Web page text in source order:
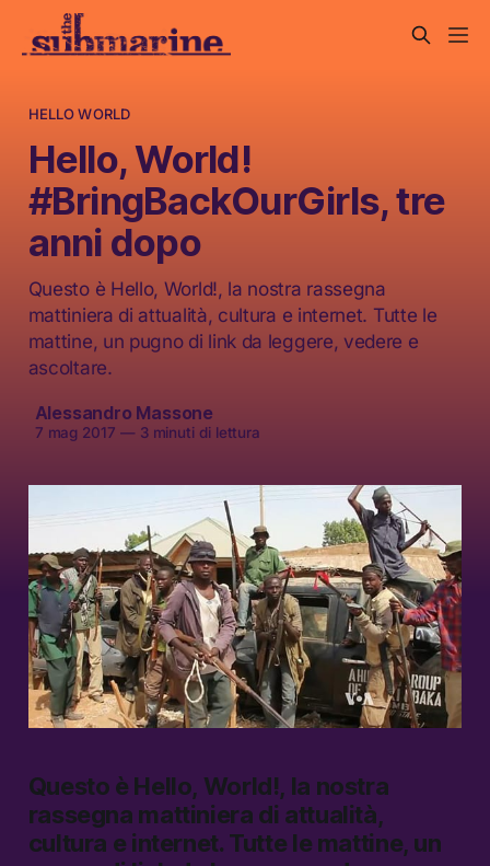
HELLO WORLD
Hello, World!
#BringBackOurGirls, tre
anni dopo
Questo è Hello, World!, la nostra rassegna
mattiniera di attualità, cultura e internet. Tutte le
mattine, un pugno di link da leggere, vedere e
ascoltare.
Alessandro Massone
7 mag 2017 —3 minuti di lettura
Questo è Hello, World!, la nostra
rassegna mattiniera di attualità,
cultura e internet. Tutte le mattine, un